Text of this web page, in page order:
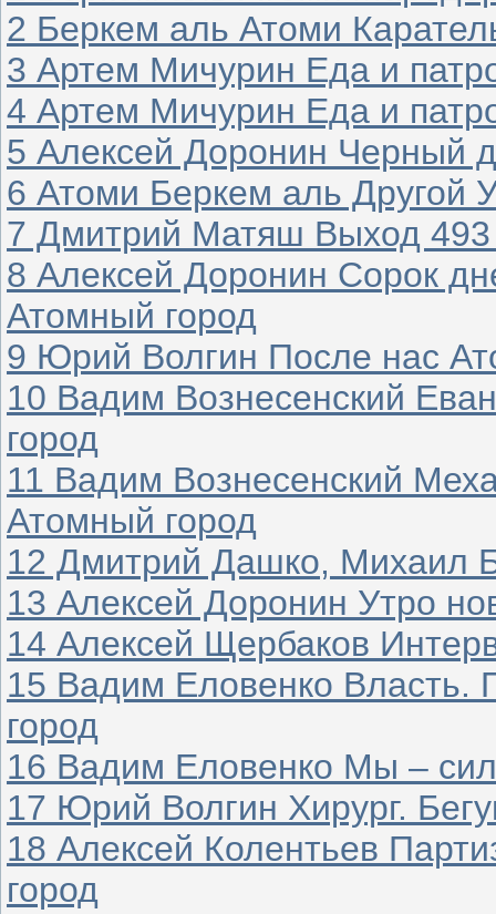
2 Беркем аль Атоми
3 Артем Мичурин Еда и
4 Артем Мичурин Еда и
5 Алексей Доронин Черный
6 Атоми Беркем аль Другой
7 Дмитрий Матяш Выход 493
8 Алексей Доронин Сорок
Атомный город
9 Юрий Волгин После нас
10 Вадим Вознесенский
город
11 Вадим Вознесенский
Атомный город
12 Дмитрий Дашко, Михаил
13 Алексей Доронин Утро
14 Алексей Щербаков
15 Вадим Еловенко Власть.
город
16 Вадим Еловенко Мы –
17 Юрий Волгин Хирург.
18 Алексей Колентьев
город